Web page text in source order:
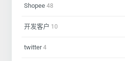
Shopee 48
开发客户 10
twitter4